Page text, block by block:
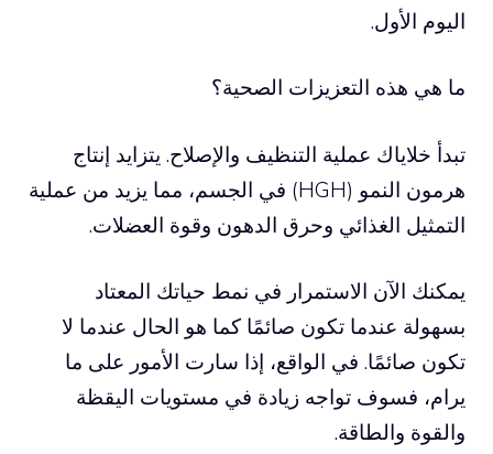
اليوم الأول.
ما هي هذه التعزيزات الصحية؟
تبدأ خلاياك عملية التنظيف والإصلاح. يتزايد إنتاج
هرمون النمو (HGH) في الجسم، مما يزيد من عملية
التمثيل الغذائي وحرق الدهون وقوة العضلات.
يمكنك الآن الاستمرار في نمط حياتك المعتاد
بسهولة عندما تكون صائمًا كما هو الحال عندما لا
تكون صائمًا. في الواقع، إذا سارت الأمور على ما
يرام، فسوف تواجه زيادة في مستويات اليقظة
والقوة والطاقة.